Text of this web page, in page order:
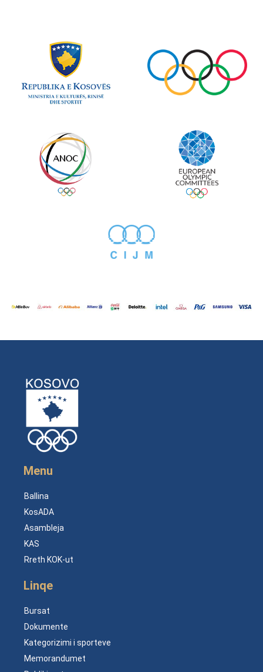
Menu
Ballina
KosADA
Asambleja
KAS
Rreth KOK-ut
Linqe
Bursat
Dokumente
Kategorizimi i sporteve
Memorandumet